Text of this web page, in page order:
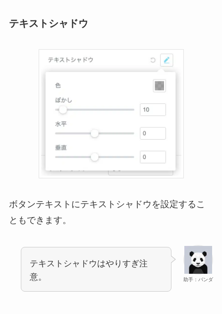
テキストシャドウ
ボタンテキストにテキストシャドウを設定するこ
ともできます。
助手：パンダ
テキストシャドウはやりすぎ注
意。